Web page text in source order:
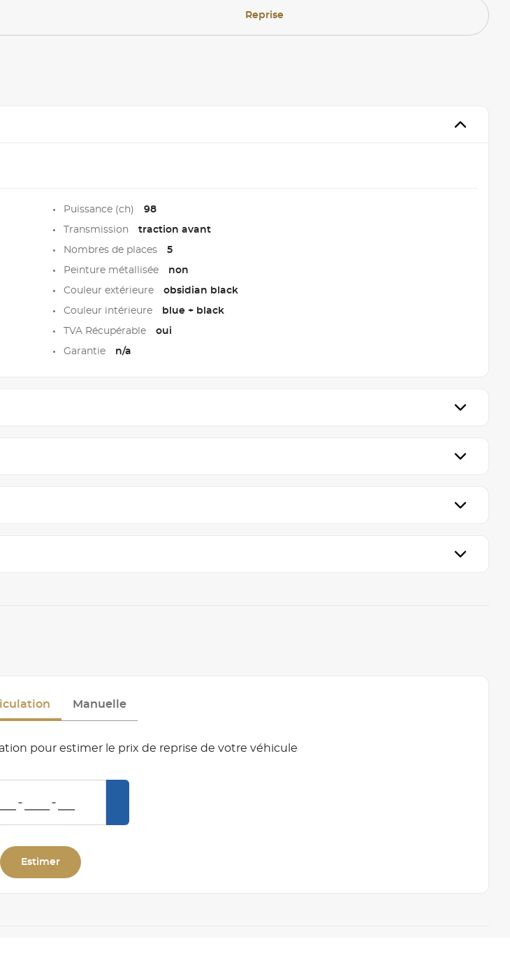
Reprise
Puissance (ch) 98
Transmission traction avant
Nombres de places 5
Peinture métallisée non
Couleur extérieure obsidian black
Couleur intérieure blue + black
TVA Récupérable oui
Garantie n/a
Manuelle
pour estimer le prix de reprise de votre véhicule
Estimer